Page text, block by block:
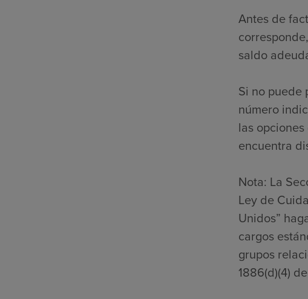
Antes de
saldo
Si no puede
número
las
encuentra
Nota: La
Ley de
Unidos”
cargos
grupos
1886(d)(4)